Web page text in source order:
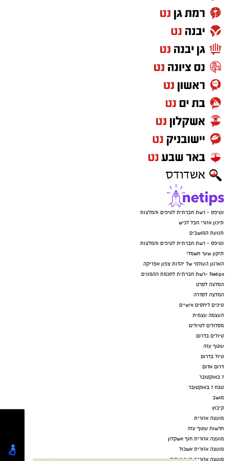
פשרות".
עפיפון מעזה
‏כדי לעקוב אחרי הערוץ יישובניק נט ב-WhatsApp:‏‏‏
נטיפס - רשת חברתית לטיפים והמלצות
תיכון אזורי חבל לכיש
תנועת המושבים
נטיפס - רשת חברתית לטיפים והמלצות
תיקון שער חשמלי
הארגון העולמי של יהדות צפון אפריקה
Netips -רשת חברתית לחכמת ההמונים
המלצה לסרט
המלצה לסדרה
טיפים ליחסים אישיים
העצמה עצמית
מסלולים לטיולים
טיולים בדרום
עוטף עזה
טיול בדרום
דרום אדום
7 באוקטובר
טבח 7 באוקטובר
מושב
קיבוץ
מועצה אזורית
חדשות עוטף עזה
מועצה אזורית חוף אשקלון
מועצה אזורית אשכול
מועצה אזורית באר טוביה